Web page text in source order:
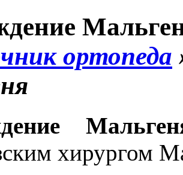
ортопеда
хирургом